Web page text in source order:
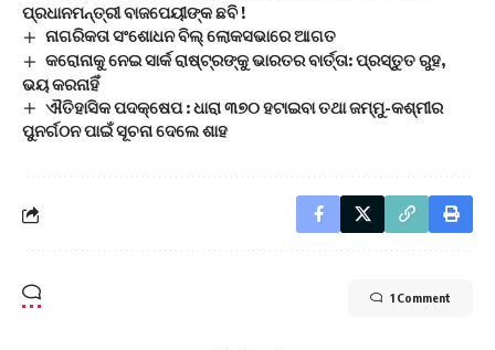
ପ୍ରଧାନମନ୍ତ୍ରୀ ବାଜପେୟୀଙ୍କ ଛବି !
ନାଗରିକତା ସଂଶୋଧନ ବିଲ୍‌ ଲୋକସଭାରେ ଆଗତ
କରୋନାକୁ ନେଇ ସାର୍କ ରାଷ୍ଟ୍ରଙ୍କୁ ଭାରତର ବାର୍ତ୍ତା: ପ୍ରସ୍ତୁତ ରୁହ,
ଭୟ କରନାହିଁ
ଐତିହାସିକ ପଦକ୍ଷେପ : ଧାରା ୩୭୦ ହଟାଇବା ତଥା ଜମ୍ମୁ-କଶ୍ମୀର
ପୁନର୍ଗଠନ ପାଇଁ ସୂଚନା ଦେଲେ ଶାହ
1 Comment